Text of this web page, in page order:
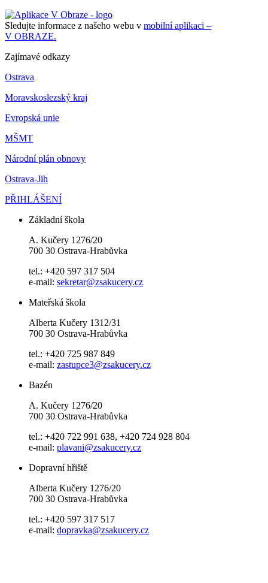
Sledujte informace z našeho webu v mobilní aplikaci –
V OBRAZE.
Zajímavé odkazy
Ostrava
Moravskoslezský kraj
Evropská unie
MŠMT
Národní plán obnovy
Ostrava-Jih
PŘIHLÁŠENÍ
Základní škola
A. Kučery 1276/20
700 30 Ostrava-Hrabůvka
tel.: +420 597 317 504
e-mail: sekretar@zsakucery.cz
Mateřská škola
Alberta Kučery 1312/31
700 30 Ostrava-Hrabůvka
tel.: +420 725 987 849
e-mail: zastupce3@zsakucery.cz
Bazén
A. Kučery 1276/20
700 30 Ostrava-Hrabůvka
tel.: +420 722 991 638, +420 724 928 804
e-mail: plavani@zsakucery.cz
Dopravní hřiště
Alberta Kučery 1276/20
700 30 Ostrava-Hrabůvka
tel.: +420 597 317 517
e-mail: dopravka@zsakucery.cz